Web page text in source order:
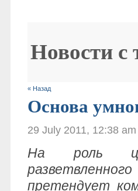
Новости с
« Назад
Основа
29 July 2011, 12:38 am
На роль
претендует